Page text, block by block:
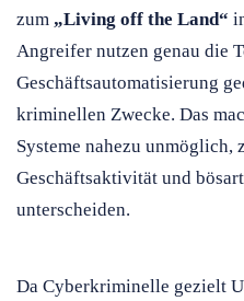
zum „Living off the Land“
Angreifer nutzen genau die
Geschäftsautomatisierung
kriminellen Zwecke. Das
Systeme nahezu unmöglich,
Geschäftsaktivität und
unterscheiden.
Da Cyberkriminelle gezielt